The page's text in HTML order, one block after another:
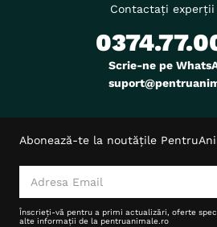
Contactați
Scrie-ne pe
Abonează-te la noutățile
Înscrieți-vă pentru a primi actualizări, oferte
alte informații de la pentruanimale.ro